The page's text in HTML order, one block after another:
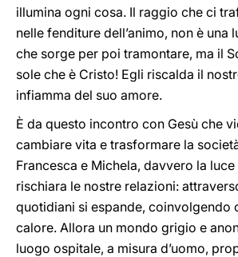
illumina ogni cosa. Il raggio che ci
nelle fenditure dell’animo, non è una
che sorge per poi tramontare, ma il
sole che è Cristo! Egli riscalda il
infiamma del suo amore.
È da questo incontro con Gesù che
cambiare vita e trasformare la
Francesca e Michela, davvero la
rischiara le nostre relazioni:
quotidiani si espande, coinvolgendo
calore. Allora un mondo grigio e
luogo ospitale, a misura d’uomo,